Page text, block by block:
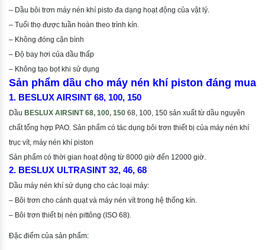
– Dầu bôi trơn máy nén khí pisto đa dạng hoạt động của vật lý.
– Tuổi thọ được tuần hoàn theo trình kín.
– Không đóng cặn bình
– Độ bay hơi của dầu thấp
– Không tạo bọt khi sử dụng
Sản phẩm dầu cho máy nén khí piston đáng mua
1. BESLUX AIRSINT 68, 100, 150
Dầu BESLUX AIRSINT 68, 100, 150 68, 100, 150 sản xuất từ dầu nguyên
chất tổng hợp PAO. Sản phẩm có tác dụng bôi trơn thiết bị của máy nén khí
trục vít, máy nén khí piston
Sản phẩm có thời gian hoạt động từ 8000 giờ đến 12000 giờ.
2. BESLUX ULTRASINT 32, 46, 68
Dầu máy nén khí sử dụng cho các loại máy:
– Bôi trơn cho cánh quạt và máy nén vít trong hệ thống kín.
– Bôi trơn thiết bị nén pittông (ISO 68).
Đặc điểm của sản phẩm: